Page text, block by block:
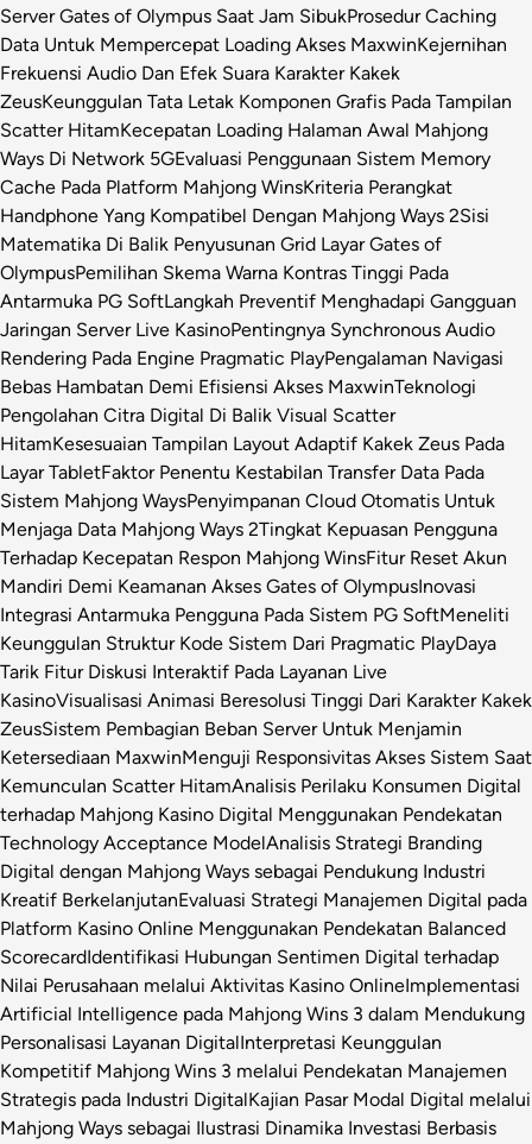
Server Gates of Olympus Saat Jam SibukProsedur Caching
Data Untuk Mempercepat Loading Akses MaxwinKejernihan
Frekuensi Audio Dan Efek Suara Karakter Kakek
ZeusKeunggulan Tata Letak Komponen Grafis Pada Tampilan
Scatter HitamKecepatan Loading Halaman Awal Mahjong
Ways Di Network 5GEvaluasi Penggunaan Sistem Memory
Cache Pada Platform Mahjong WinsKriteria Perangkat
Handphone Yang Kompatibel Dengan Mahjong Ways 2Sisi
Matematika Di Balik Penyusunan Grid Layar Gates of
OlympusPemilihan Skema Warna Kontras Tinggi Pada
Antarmuka PG SoftLangkah Preventif Menghadapi Gangguan
Jaringan Server Live KasinoPentingnya Synchronous Audio
Rendering Pada Engine Pragmatic PlayPengalaman Navigasi
Bebas Hambatan Demi Efisiensi Akses MaxwinTeknologi
Pengolahan Citra Digital Di Balik Visual Scatter
HitamKesesuaian Tampilan Layout Adaptif Kakek Zeus Pada
Layar TabletFaktor Penentu Kestabilan Transfer Data Pada
Sistem Mahjong WaysPenyimpanan Cloud Otomatis Untuk
Menjaga Data Mahjong Ways 2Tingkat Kepuasan Pengguna
Terhadap Kecepatan Respon Mahjong WinsFitur Reset Akun
Mandiri Demi Keamanan Akses Gates of OlympusInovasi
Integrasi Antarmuka Pengguna Pada Sistem PG SoftMeneliti
Keunggulan Struktur Kode Sistem Dari Pragmatic PlayDaya
Tarik Fitur Diskusi Interaktif Pada Layanan Live
KasinoVisualisasi Animasi Beresolusi Tinggi Dari Karakter Kakek
ZeusSistem Pembagian Beban Server Untuk Menjamin
Ketersediaan MaxwinMenguji Responsivitas Akses Sistem Saat
Kemunculan Scatter HitamAnalisis Perilaku Konsumen Digital
terhadap Mahjong Kasino Digital Menggunakan Pendekatan
Technology Acceptance ModelAnalisis Strategi Branding
Digital dengan Mahjong Ways sebagai Pendukung Industri
Kreatif BerkelanjutanEvaluasi Strategi Manajemen Digital pada
Platform Kasino Online Menggunakan Pendekatan Balanced
ScorecardIdentifikasi Hubungan Sentimen Digital terhadap
Nilai Perusahaan melalui Aktivitas Kasino OnlineImplementasi
Artificial Intelligence pada Mahjong Wins 3 dalam Mendukung
Personalisasi Layanan DigitalInterpretasi Keunggulan
Kompetitif Mahjong Wins 3 melalui Pendekatan Manajemen
Strategis pada Industri DigitalKajian Pasar Modal Digital melalui
Mahjong Ways sebagai Ilustrasi Dinamika Investasi Berbasis